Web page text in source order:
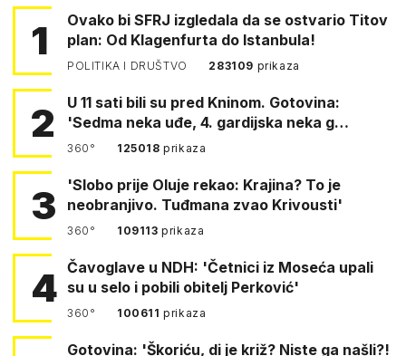
1
Ovako bi SFRJ izgledala da se ostvario Titov
plan: Od Klagenfurta do Istanbula!
POLITIKA I DRUŠTVO 283109 prikaza
2
U 11 sati bili su pred Kninom. Gotovina:
'Sedma neka uđe, 4. gardijska neka g…
360° 125018prikaza
3
'Slobo prije Oluje rekao: Krajina? To je
neobranjivo. Tuđmana zvao Krivousti'
360° 109113prikaza
4 Čavoglave u NDH: 'Četnici iz Moseća upali
su u selo i pobili obitelj Perković'
360° 100611prikaza
Gotovina: 'Škoriću, di je križ? Niste ga našli?!